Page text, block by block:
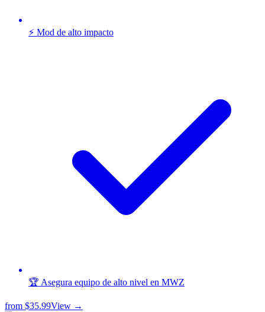
⚡ Mod de alto impacto
🏆 Asegura equipo de alto nivel en MWZ
from $35.99View →